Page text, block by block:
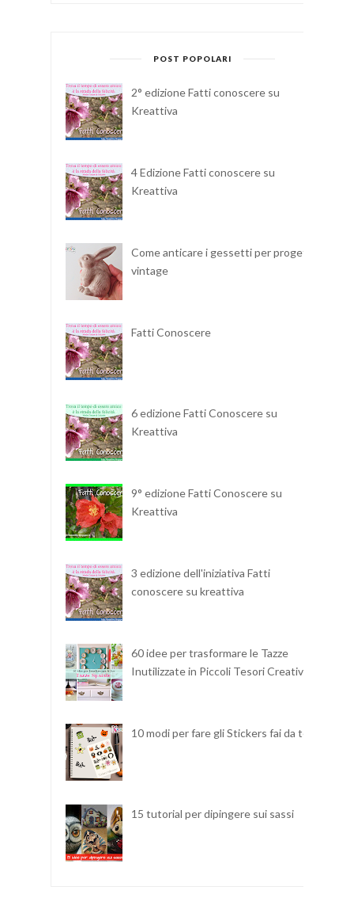
POST POPOLARI
2° edizione Fatti conoscere su
Kreattiva
4 Edizione Fatti conoscere su
Kreattiva
Come anticare i gessetti per progetti
vintage
Fatti Conoscere
6 edizione Fatti Conoscere su
Kreattiva
9° edizione Fatti Conoscere su
Kreattiva
3 edizione dell'iniziativa Fatti
conoscere su kreattiva
60 idee per trasformare le Tazze
Inutilizzate in Piccoli Tesori Creativi
10 modi per fare gli Stickers fai da te
15 tutorial per dipingere sui sassi